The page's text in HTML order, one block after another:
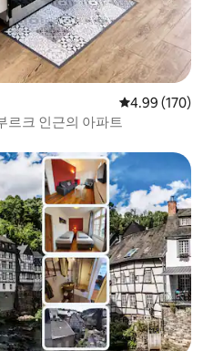
평점 4.99점(5
4.99 (170)
크 인근의 아파트